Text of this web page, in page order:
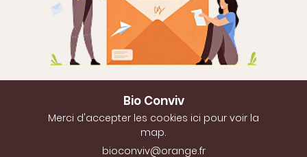
Bio Conviv
Merci d'accepter les cookies ici pour voir la
map.